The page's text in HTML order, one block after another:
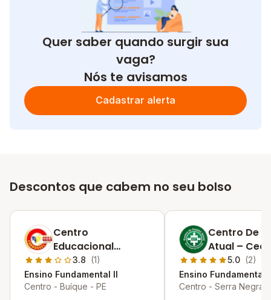
Quer saber quando surgir sua
vaga?
Nós te avisamos
Cadastrar alerta
Descontos que cabem no seu bolso
Centro
Educacional
Carrossel
3.8 (1)
Ensino Fundamental II
Centro - Buíque - PE
Centro De
Atual – Cea
5.0 (2)
Ensino Fundamental
Centro - Serra Negra